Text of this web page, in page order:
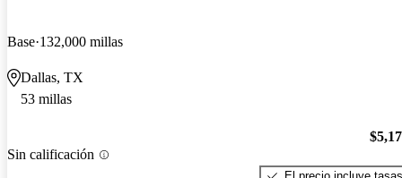
Base 132,000 millas
Dallas, TX
53 millas
Sin calificación